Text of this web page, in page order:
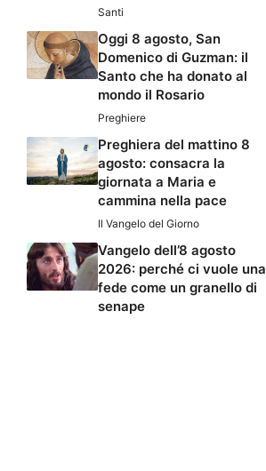
Santi
Oggi 8 agosto, San
Domenico di Guzman: il
Santo che ha donato al
mondo il Rosario
Preghiere
Preghiera del mattino 8
agosto: consacra la
giornata a Maria e
cammina nella pace
Il Vangelo del Giorno
Vangelo dell’8 agosto
2026: perché ci vuole una
fede come un granello di
senape